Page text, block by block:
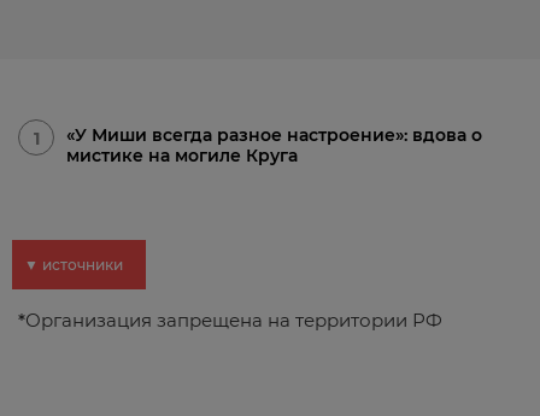
1
«У Миши всегда разное настроение»: вдова о
мистике на могиле Круга
▼ источники
*Организация запрещена на территории РФ